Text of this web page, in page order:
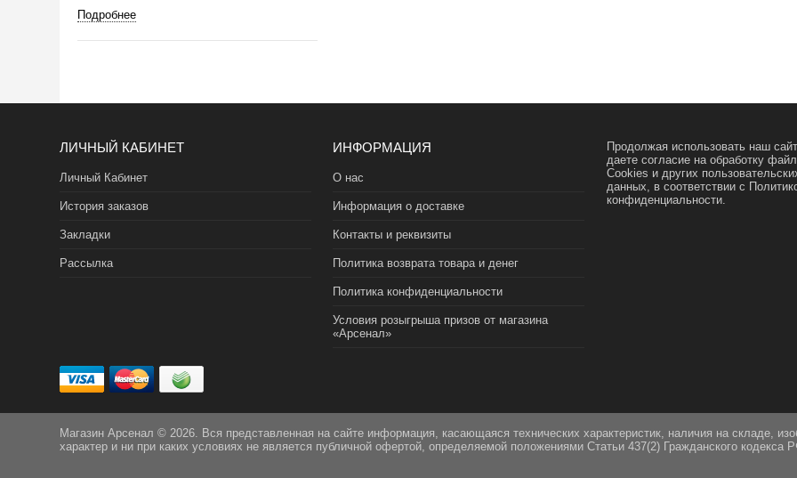
Подробнее
ЛИЧНЫЙ КАБИНЕТ
Личный Кабинет
История заказов
Закладки
Рассылка
ИНФОРМАЦИЯ
О нас
Информация о доставке
Контакты и реквизиты
Политика возврата товара и денег
Политика конфиденциальности
Условия розыгрыша призов от магазина
«Арсенал»
Продолжая использовать наш
даете согласие на обработку
Cookies и других
данных, в соответствии с
конфиденциальности.
Магазин Арсенал © 2026. Вся представленная на сайте информация, касающаяся технических характеристик, наличия на складе,
характер и ни при каких условиях не является публичной офертой, определяемой положениями Статьи 437(2) Гражданского кодекса